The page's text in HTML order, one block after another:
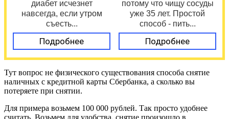
диабет исчезнет
навсегда, если утром
съесть...
Подробнее
потому что чищу сосуды
уже 35 лет. Простой
способ - пить...
Подробнее
Тут вопрос не физического существования способа снятие
наличных с кредитной карты Сбербанка, а сколько вы
потеряете при снятии.
Для примера возьмем 100 000 рублей. Так просто удобнее
считать. Возьмем для удобства, снятие произошло в